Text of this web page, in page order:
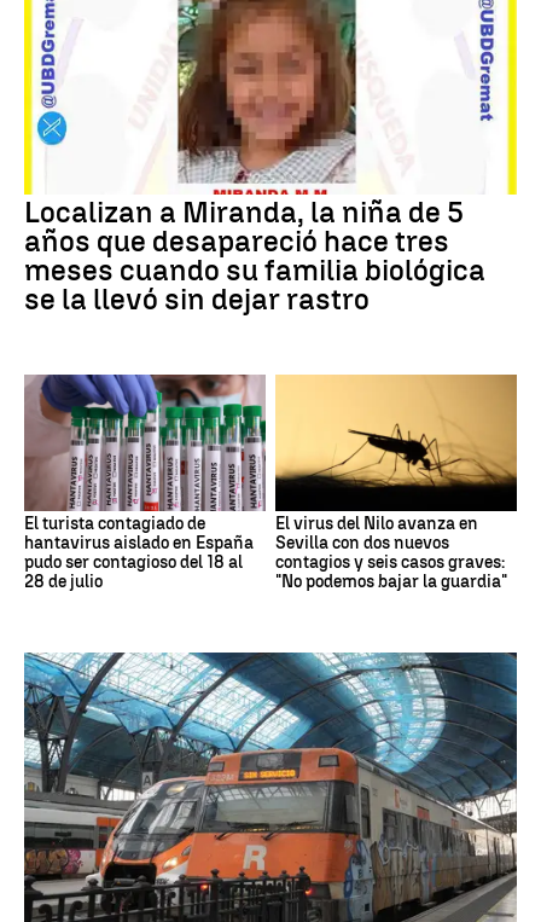
Localizan a Miranda, la niña de 5
años que desapareció hace tres
meses cuando su familia biológica
se la llevó sin dejar rastro
El turista contagiado de
hantavirus aislado en España
pudo ser contagioso del 18 al
28 de julio
El virus del Nilo avanza en
Sevilla con dos nuevos
contagios y seis casos graves:
"No podemos bajar la guardia"
RODALÍES